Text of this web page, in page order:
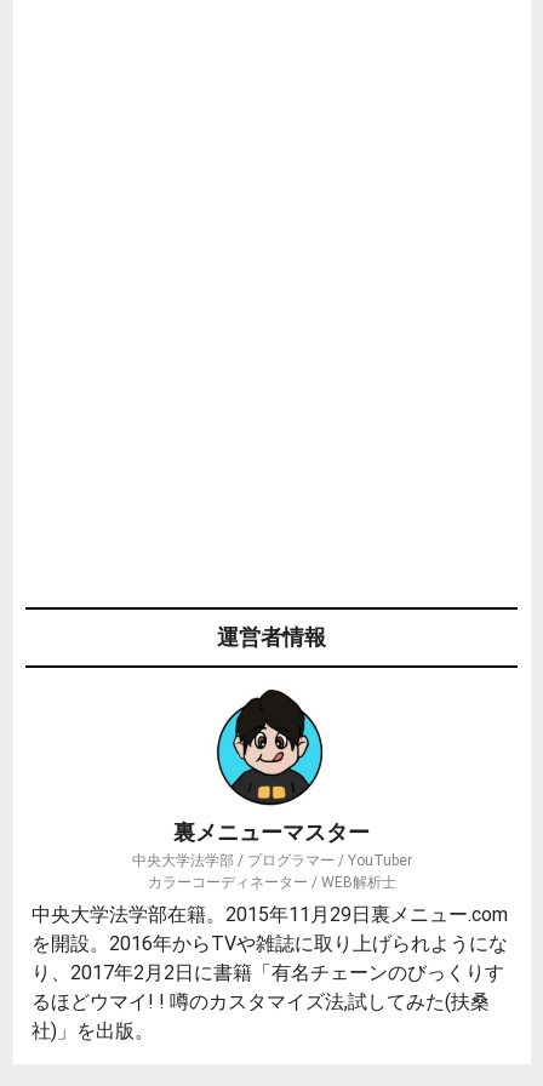
運営者情報
裏メニューマスター
中央大学法学部 / プログラマー / YouTuber
カラーコーディネーター / WEB解析士
中央大学法学部在籍。2015年11月29日裏メニュー.com
を開設。2016年からTVや雑誌に取り上げられようにな
り、2017年2月2日に書籍「有名チェーンのびっくりす
るほどウマイ! ! 噂のカスタマイズ法,試してみた(扶桑
社)」を出版。